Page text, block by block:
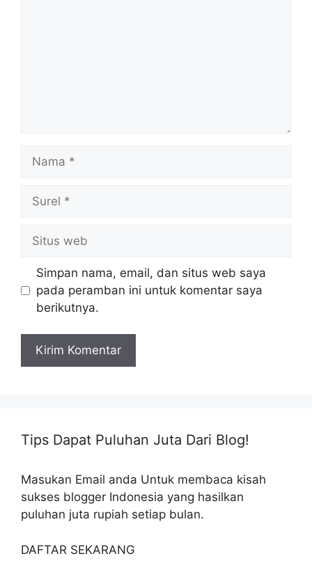
web
Simpan nama, email, dan situs web saya
pada peramban ini untuk komentar saya
berikutnya.
Tips Dapat Puluhan Juta Dari Blog!
Masukan Email anda Untuk membaca kisah
sukses blogger Indonesia yang hasilkan
puluhan juta rupiah setiap bulan.
DAFTAR SEKARANG